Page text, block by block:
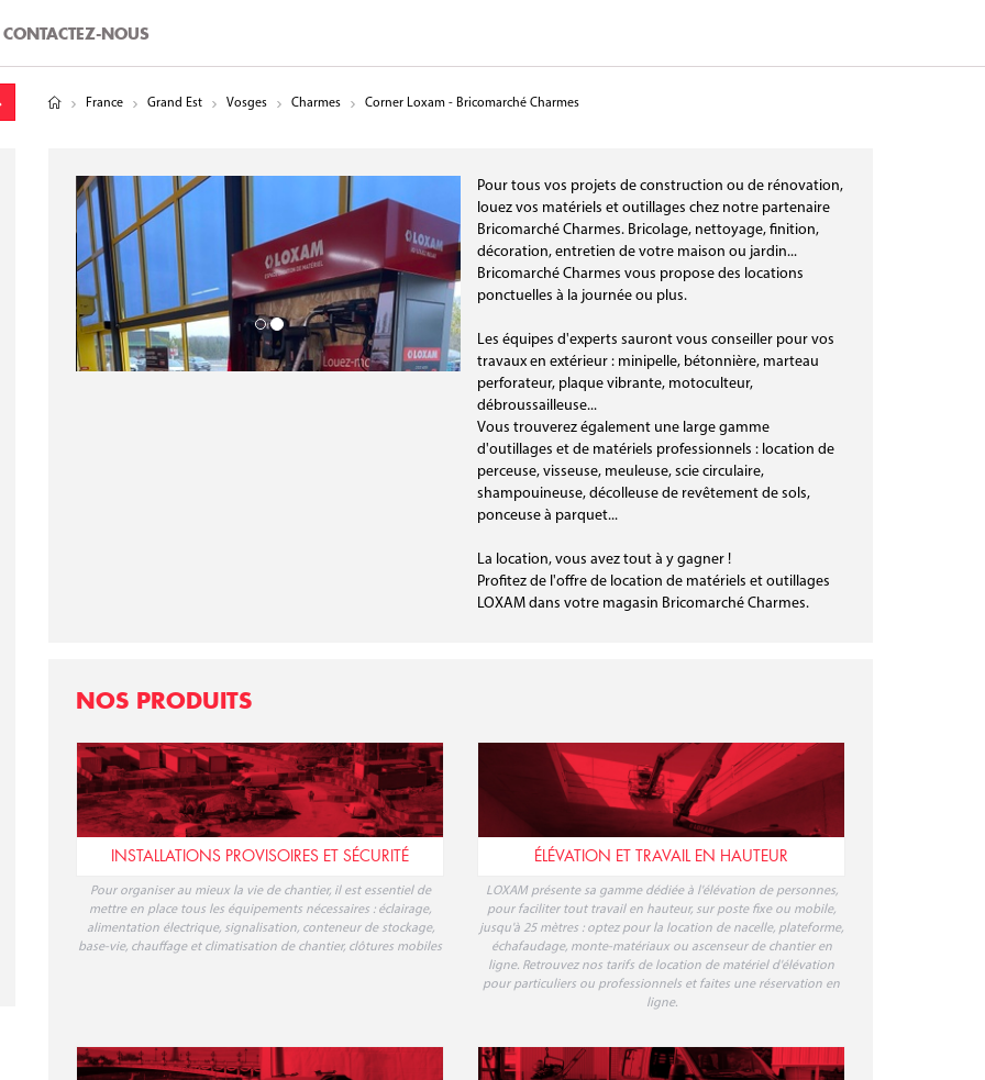
CONTACTEZ-NOUS
France Grand Est Vosges Charmes Corner Loxam - Bricomarché Charmes
Pour tous vos projets de construction ou de rénovation,
louez vos matériels et outillages chez notre partenaire
Bricomarché Charmes. Bricolage, nettoyage, finition,
décoration, entretien de votre maison ou jardin...
Bricomarché Charmes vous propose des locations
ponctuelles à la journée ou plus.
Les équipes d'experts sauront vous conseiller pour vos
travaux en extérieur : minipelle, bétonnière, marteau
perforateur, plaque vibrante, motoculteur,
débroussailleuse...
Vous trouverez également une large gamme
d'outillages et de matériels professionnels : location de
perceuse, visseuse, meuleuse, scie circulaire,
shampouineuse, décolleuse de revêtement de sols,
ponceuse à parquet...
La location, vous avez tout à y gagner !
Profitez de l'offre de location de matériels et outillages
LOXAM dans votre magasin Bricomarché Charmes.
NOS PRODUITS
base-vie, chauffage et climatisation de chantier, clôtures mobiles
ÉLÉVATION ET TRAVAIL EN HAUTEUR
LOXAM présente sa gamme dédiée à l'élévation de personnes,
échafaudage, monte-matériaux ou ascenseur de chantier en
ligne. Retrouvez nos tarifs de location de matériel d'élévation